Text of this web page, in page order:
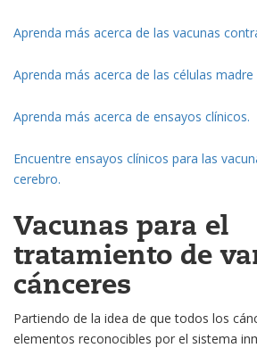
Aprenda más acerca de las vacunas
Aprenda más acerca de las células madre
Aprenda más acerca de ensayos clínicos.
Encuentre ensayos clínicos para las
cerebro.
Vacunas para el
tratamiento de
cánceres
Partiendo de la idea de que todos los
elementos reconocibles por el sistema